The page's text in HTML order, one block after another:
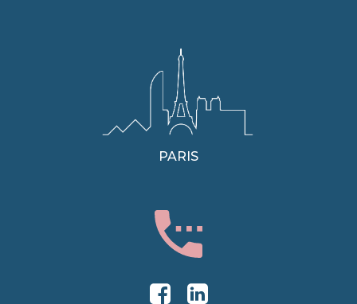
PARIS